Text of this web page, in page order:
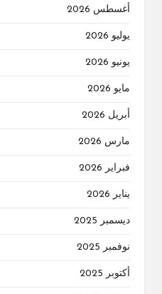
أغسطس 2026
يوليو 2026
يونيو 2026
مايو 2026
أبريل 2026
مارس 2026
فبراير 2026
يناير 2026
ديسمبر 2025
نوفمبر 2025
أكتوبر 2025